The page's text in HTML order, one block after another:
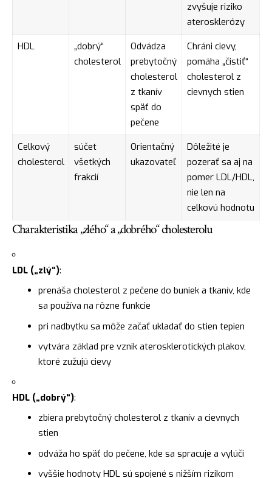
zvyšuje riziko
aterosklerózy
HDL
„dobrý“
cholesterol
Odvádza
prebytočný
cholesterol
z tkanív
späť do
pečene
Chráni cievy,
pomáha „čistiť“
cholesterol z
cievnych stien
Celkový
cholesterol
súčet
všetkých
frakcií
Orientačný
ukazovateľ
Dôležité je
pozerať sa aj na
pomer LDL/HDL,
nie len na
celkovú hodnotu
Charakteristika „zlého“ a „dobrého“ cholesterolu
LDL („zlý“):
prenáša cholesterol z pečene do buniek a tkanív, kde
sa používa na rôzne funkcie
pri nadbytku sa môže začať ukladať do stien tepien
vytvára základ pre vznik aterosklerotických plakov,
ktoré zužujú cievy
HDL („dobrý“):
zbiera prebytočný cholesterol z tkanív a cievnych
stien
odváža ho späť do pečene, kde sa spracuje a vylúči
vyššie hodnoty HDL sú spojené s nižším rizikom